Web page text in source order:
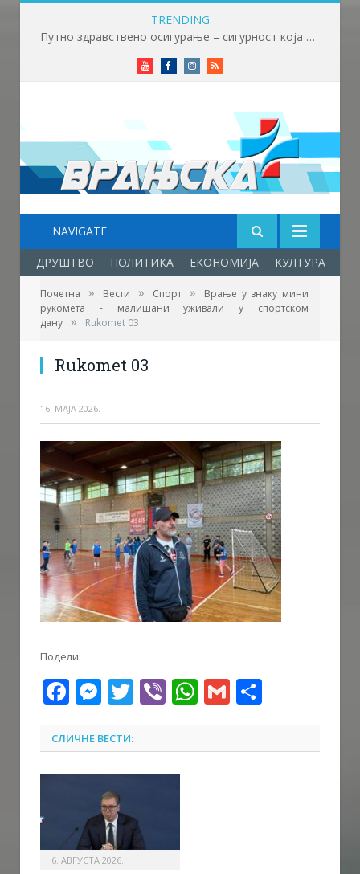
TRENDING
Путно здравствено осигурање – сигурност која нема цену
YoutubeFacebookInstagram
RSS
NAVIGATE
ДРУШТВО ПОЛИТИКА ЕКОНОМИЈА КУЛТУРА
Почетна » Вести » Спорт »
Врање у знаку мини
рукомета - малишани уживали у спортском
дану » Rukomet 03
Фото: Врањска плус
Rukomet 03
16. МАЈА 2026.
Подели:
Facebook
Messenger
Twitter
ViberWhatsApp
Gmail
СЛИЧНЕ ВЕСТИ:
6. АВГУСТА 2026.